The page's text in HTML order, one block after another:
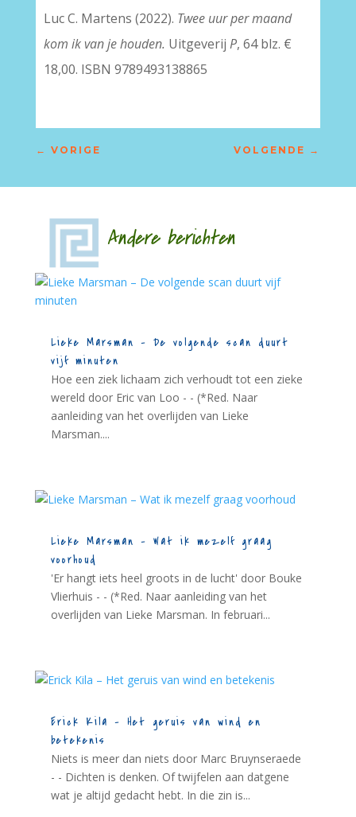
Luc C. Martens (2022). Twee uur per maand
kom ik van je houden. Uitgeverij P, 64 blz. €
18,00. ISBN 9789493138865
← VORIGE VOLGENDE →
Andere berichten
Lieke Marsman – De volgende scan duurt
vijf minuten
Hoe een ziek lichaam zich verhoudt tot een zieke
wereld door Eric van Loo - - (*Red. Naar
aanleiding van het overlijden van Lieke
Marsman....
Lieke Marsman – Wat ik mezelf graag
voorhoud
'Er hangt iets heel groots in de lucht' door Bouke
Vlierhuis - - (*Red. Naar aanleiding van het
overlijden van Lieke Marsman. In februari...
Erick Kila – Het geruis van wind en
betekenis
Niets is meer dan niets door Marc Bruynseraede
- - Dichten is denken. Of twijfelen aan datgene
wat je altijd gedacht hebt. In die zin is...